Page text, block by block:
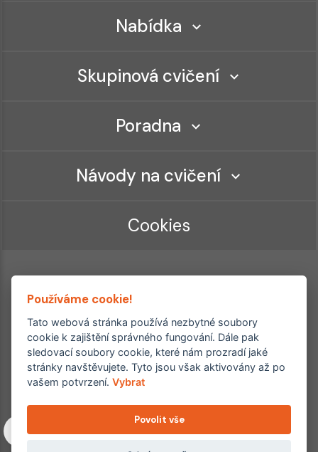
Nabídka
Skupinová cvičení
Poradna
Návody na cvičení
Cookies
Ordinace roku
Rehabilitační ordinace
2. místo – 2017/2019
Copyright © 2011–2026 FYZIOklinika s.r.o.
Machkova 1642/2, Praha 4, Jižní Město – Chodov
Všechna práva vyhrazena. Jakékoliv užití obsahu či jeho částí
Používáme cookie!
Tato webová stránka používá nezbytné soubory
cookie k zajištění správného fungování. Dále pak
sledovací soubory cookie, které nám prozradí jaké
stránky navštěvujete. Tyto jsou však aktivovány až po
vašem potvrzení.Vybrat
Povolit vše